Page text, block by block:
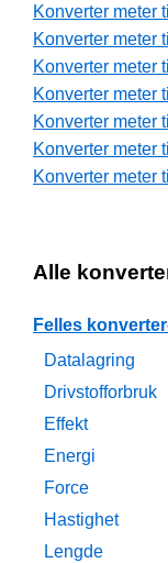
Konverter meter
Konverter meter
Konverter meter
Konverter meter
Konverter meter
Konverter meter
Konverter meter
Alle
Felles
Datalagring
Drivstofforbruk
Effekt
Energi
Force
Hastighet
Lengde